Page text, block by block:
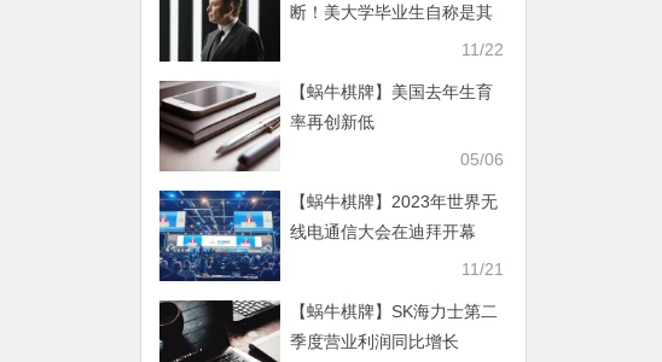
断！美大学毕业生自称是其
言论受害者，索赔超100万
11/22
【蜗牛棋牌】美国去年生育
率再创新低
05/06
【蜗牛棋牌】2023年世界无
线电通信大会在迪拜开幕
11/21
【蜗牛棋牌】SK海力士第二
季度营业利润同比增长